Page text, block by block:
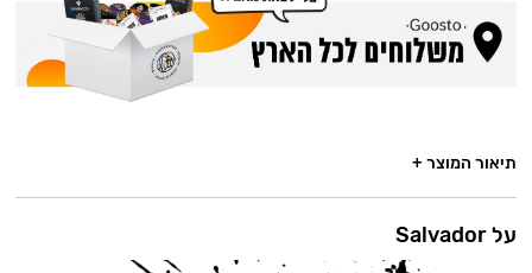
תיאור המוצר +
על Salvador